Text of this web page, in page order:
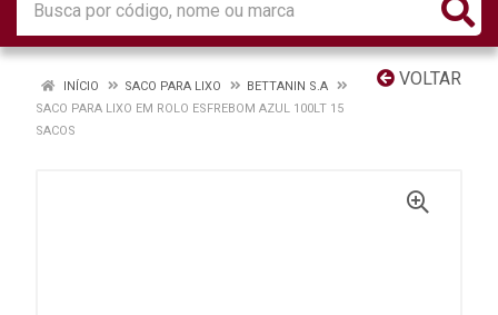
VOLTAR
INÍCIO SACO PARA LIXO
BETTANIN S.A
SACO PARA LIXO EM ROLO ESFREBOM AZUL 100LT 15
SACOS